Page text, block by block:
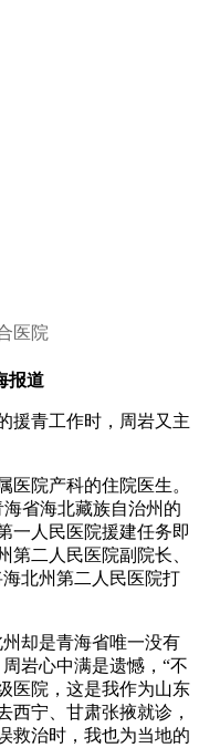
医院
报道
青工作时，周岩又主
院产科的住院医生。
省海北藏族自治州的
一人民医院援建任务即
第二人民医院副院长、
北州第二人民医院打
却是青海省唯一没有
岩心中满是遗憾，“不
医院，这是我作为山东
西宁、甘肃张掖就诊，
救治时，我也为当地的